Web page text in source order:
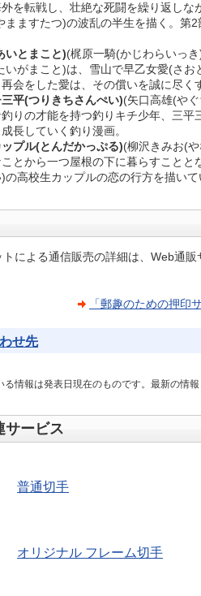
外を転戦し、壮絶な死闘を繰り返し
まますたつ)の波乱の半生を描く。第
いとまこと)(梶原一騎(かじわらいっ
いがまこと)は、雪山で早乙女愛(さ
会をした愛は、その償いを誠に尽く
平(つりきちさんぺい)(矢口高雄(や
りの才能を持つ釣りキチ少年、三
長していく釣り漫画。
プル(とんだかっぷる)(柳沢きみお(
とから一つ屋根の下に暮らすこと
の高校生カップルの恋の行方を描いて
による通信販売の詳細は、Web通
「郵趣のための押印
せ先
る情報は発表日現在のものです。最新の情
サービス
普通切手
オリジナル フレーム切手